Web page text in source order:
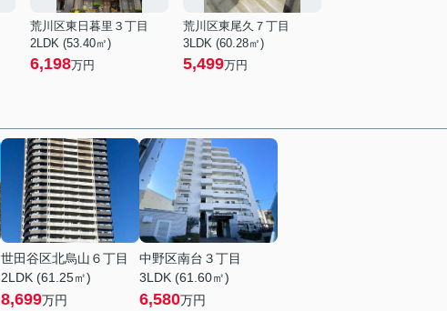
荒川区東日暮里３丁目
2LDK (53.40㎡)
6,198万円
荒川区東尾久７丁目
3LDK (60.28㎡)
5,499万円
世田谷区北烏山６丁目
2LDK (61.25㎡)
8,699万円
中野区南台３丁目
3LDK (61.60㎡)
6,580万円